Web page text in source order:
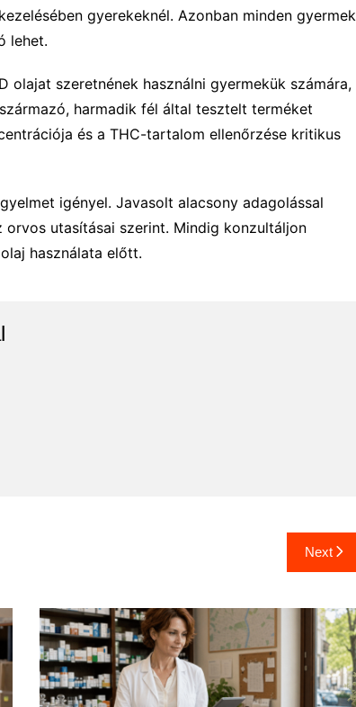
kezelésében gyerekeknél. Azonban minden gyermek
lehet.
olajat szeretnének használni gyermekük számára,
harmadik fél által tesztelt terméket
és a THC-tartalom ellenőrzése kritikus
igényel. Javasolt alacsony adagolással
utasításai szerint. Mindig konzultáljon
használata előtt.
Next